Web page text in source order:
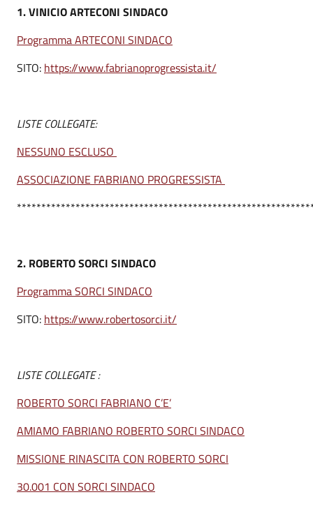
1.VINICIO ARTECONI SINDACO
Programma ARTECONI SINDACO
SITO: https://www.fabrianoprogressista.it/
LISTE COLLEGATE:
NESSUNO ESCLUSO
ASSOCIAZIONE FABRIANO PROGRESSISTA
2. ROBERTO SORCI SINDACO
Programma SORCI SINDACO
SITO: https://www.robertosorci.it/
LISTE COLLEGATE :
ROBERTO SORCI FABRIANO C’E’
AMIAMO FABRIANO ROBERTO SORCI SINDACO
MISSIONE RINASCITA CON ROBERTO SORCI
30.001 CON SORCI SINDACO